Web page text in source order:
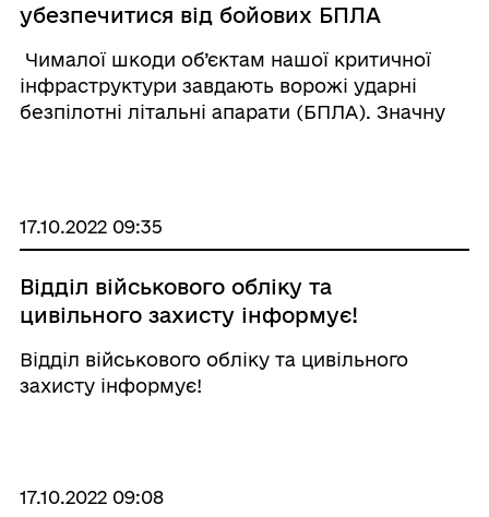
убезпечитися від бойових БПЛА
Чималої шкоди об’єктам нашої критичної
інфраструктури завдають ворожі ударні
безпілотні літальні апарати (БПЛА). Значну
...
17.10.2022 09:35
Відділ військового обліку та
цивільного захисту інформує!
Відділ військового обліку та цивільного
захисту інформує!
17.10.2022 09:08